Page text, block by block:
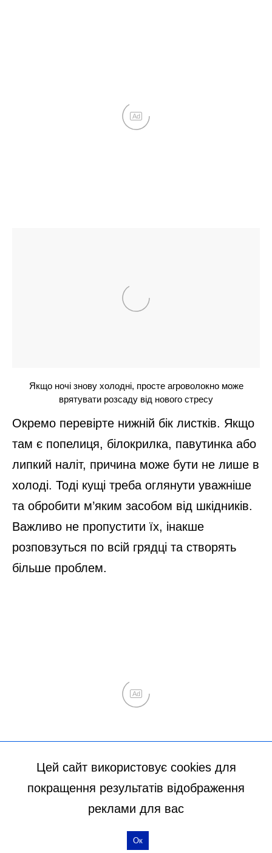
Цей сайт використовує cookies для
покращення результатів відображення
реклами для вас
Ок